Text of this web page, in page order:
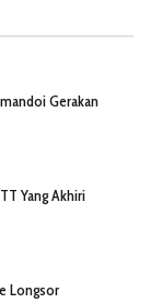
Gerakan
Yang Akhiri
Longsor